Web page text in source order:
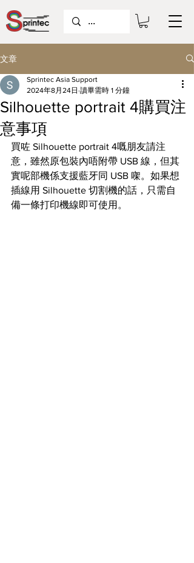
文章
Silhouette portrait 4購買注
意事項
Sprintec Asia Support
2024年8月24日 讀畢需時 1 分鐘
買咗 Silhouette portrait 4嘅朋友請注
意，雖然原包裝內唔附帶 USB 線，但其
實呢部機係支援藍牙同 USB 㗎。如果想
插線用 Silhouette 切割機的話，只需自
備一條打印機線即可使用。